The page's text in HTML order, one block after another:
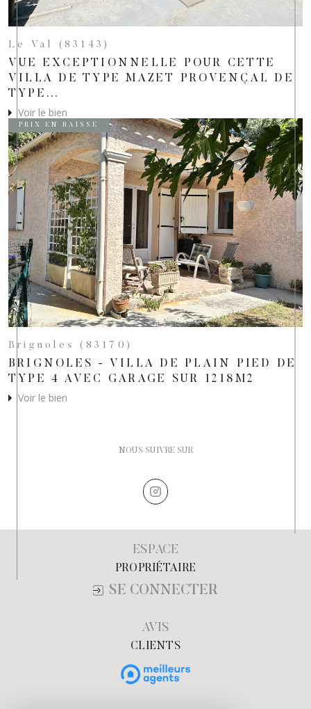
Le Val (83143)
VUE EXCEPTIONNELLE POUR CETTE
VILLA DE TYPE MAZET PROVENÇAL DE
TYPE...
Voir le bien
PRIX EN BAISSE
Brignoles (83170)
BRIGNOLES - VILLA DE PLAIN PIED DE
TYPE 4 AVEC GARAGE SUR 1218M2
Voir le bien
NOUS SUIVRE SUR
ESPACE
PROPRIÉTAIRE
SE CONNECTER
AVIS
CLIENTS